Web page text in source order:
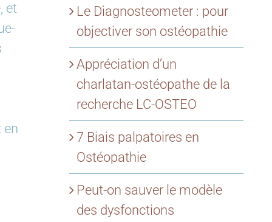
et
en
Le Diagnosteometer : pour
objectiver son ostéopathie
Appréciation d’un
charlatan-ostéopathe de la
recherche LC-OSTEO
7 Biais palpatoires en
Ostéopathie
Peut-on sauver le modèle
des dysfonctions